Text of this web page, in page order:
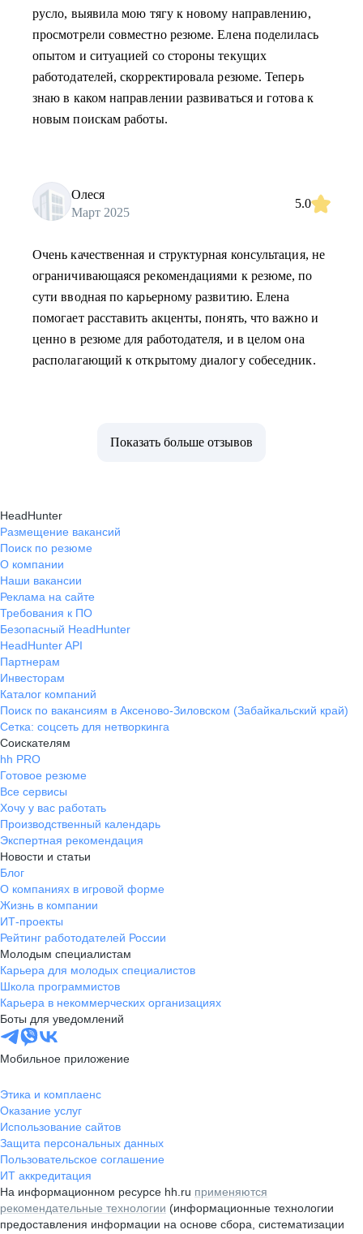
русло, выявила мою тягу к новому направлению,
просмотрели совместно резюме. Елена поделилась
опытом и ситуацией со стороны текущих
работодателей, скорректировала резюме. Теперь
знаю в каком направлении развиваться и готова к
новым поискам работы.
Олеся
Март 2025
5.0
Очень качественная и структурная консультация, не
ограничивающаяся рекомендациями к резюме, по
сути вводная по карьерному развитию. Елена
помогает расставить акценты, понять, что важно и
ценно в резюме для работодателя, и в целом она
располагающий к открытому диалогу собеседник.
Показать больше отзывов
HeadHunter
Размещение вакансий
Поиск по резюме
О компании
Наши вакансии
Реклама на сайте
Требования к ПО
Безопасный HeadHunter
HeadHunter API
Партнерам
Инвесторам
Каталог компаний
Поиск по вакансиям в Аксеново-Зиловском (Забайкальский край)
Сетка: соцсеть для нетворкинга
Соискателям
hh PRO
Готовое резюме
Все сервисы
Хочу у вас работать
Производственный календарь
Экспертная рекомендация
Новости и статьи
Блог
О компаниях в игровой форме
Жизнь в компании
ИТ-проекты
Рейтинг работодателей России
Молодым специалистам
Карьера для молодых специалистов
Школа программистов
Карьера в некоммерческих организациях
Боты для уведомлений
Мобильное приложение
Этика и комплаенс
Оказание услуг
Использование сайтов
Защита персональных данных
Пользовательское соглашение
ИТ аккредитация
На информационном ресурсе hh.ru применяются
рекомендательные технологии (информационные технологии
предоставления информации на основе сбора, систематизации